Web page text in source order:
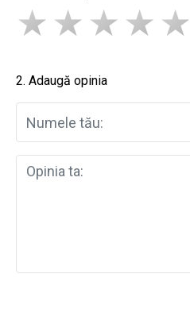
2. Adaugă opinia